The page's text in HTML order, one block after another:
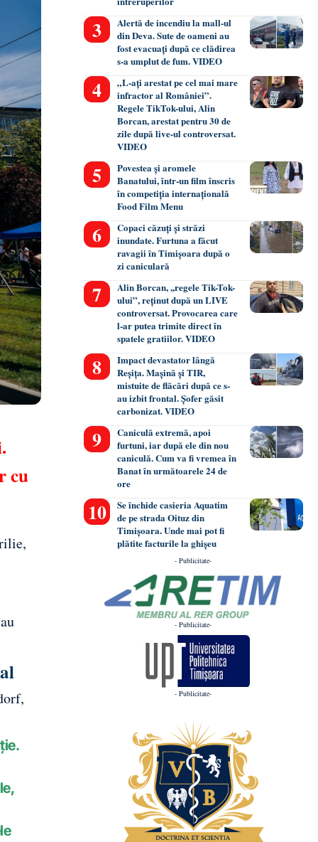
cu
Alertă de incendiu la mall-ul
din Deva. Sute de oameni au
fost evacuați după ce clădirea
s-a umplut de fum. VIDEO
„L-ați arestat pe cel mai mare
infractor al României”.
Regele TikTok-ului, Alin
Borcan, arestat pentru 30 de
zile după live-ul controversat.
VIDEO
Povestea și aromele
Banatului, într-un film înscris
în competiția internațională
Food Film Menu
Copaci căzuți și străzi
inundate. Furtuna a făcut
ravagii în Timișoara după o
zi caniculară
Alin Borcan, ,,regele Tik-Tok-
ului”, reținut după un LIVE
controversat. Provocarea care
l-ar putea trimite direct în
spatele gratiilor. VIDEO
Impact devastator lângă
Reșița. Mașină și TIR,
mistuite de flăcări după ce s-
au izbit frontal. Șofer găsit
carbonizat. VIDEO
Caniculă extremă, apoi
furtuni, iar după ele din nou
caniculă. Cum va fi vremea în
Banat în următoarele 24 de
ore
Se închide casieria Aquatim
de pe strada Oituz din
Timișoara. Unde mai pot fi
plătite facturile la ghișeu
- Publicitate-
- Publicitate-
- Publicitate-